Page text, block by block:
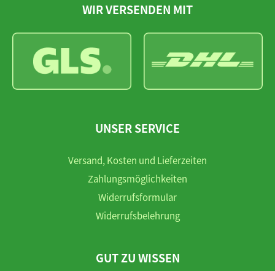
WIR VERSENDEN MIT
UNSER SERVICE
Versand, Kosten und Lieferzeiten
Zahlungsmöglichkeiten
Widerrufsformular
Widerrufsbelehrung
GUT ZU WISSEN